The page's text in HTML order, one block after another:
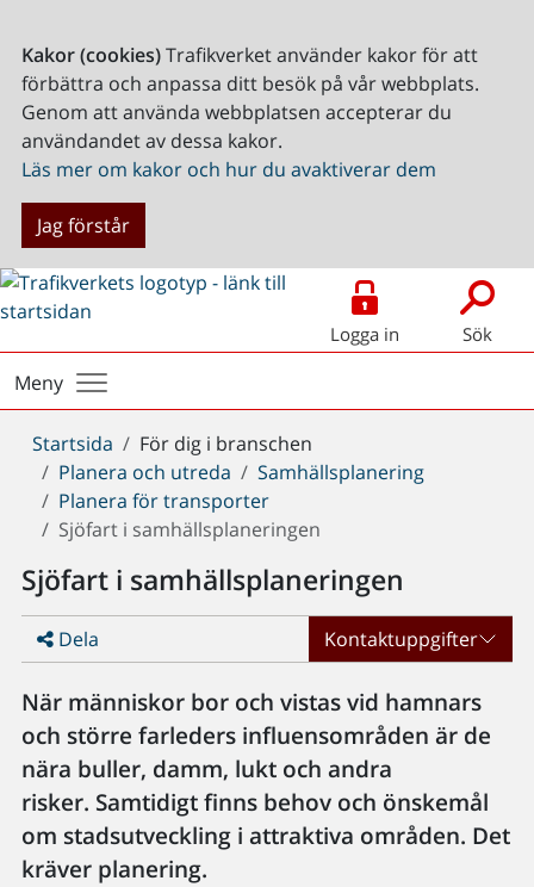
Kakor (cookies)Trafikverket använder kakor för att
förbättra och anpassa ditt besök på vår webbplats.
Genom att använda webbplatsen accepterar du
användandet av dessa kakor.
Läs mer om kakor och hur du avaktiverar dem
Jag förstår
Logga in Sök
Meny
Du
är
här:
Startsida
För dig i branschen
Planera och utreda
Samhällsplanering
Planera för transporter
Sjöfart i samhällsplaneringen
Sjöfart i samhällsplaneringen
Dela Kontaktuppgifter
När människor bor och vistas vid hamnars
och större farleders influensområden är de
nära buller, damm, lukt och andra
risker. Samtidigt finns behov och önskemål
om stadsutveckling i attraktiva områden. Det
kräver planering.